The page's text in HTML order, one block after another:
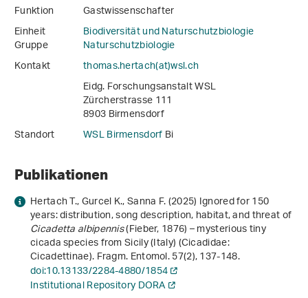
Funktion
Gastwissenschafter
Einheit
Biodiversität und Naturschutzbiologie
Gruppe
Naturschutzbiologie
Kontakt
thomas.hertach(at)wsl.ch
Eidg. Forschungsanstalt WSL
Zürcherstrasse 111
8903 Birmensdorf
Standort
WSL BirmensdorfBi
Publikationen
Hertach T., Gurcel K., Sanna F. (2025) Ignored for 150
years: distribution, song description, habitat, and threat of
Cicadetta albipennis(Fieber, 1876) – mysterious tiny
cicada species from Sicily (Italy) (Cicadidae:
Cicadettinae). Fragm. Entomol.57(2), 137-148.
doi:10.13133/2284-4880/1854
Institutional Repository DORA